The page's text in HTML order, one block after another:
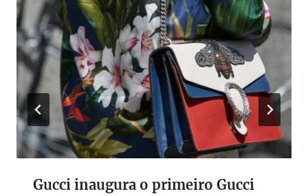
Gucci inaugura o primeiro Gucci